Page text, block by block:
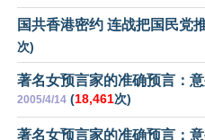
国共香港密约 连战把国民党
次)
著名女预言家的准确预言：
2005/4/14 (18,461次)
著名女预言家的准确预言：